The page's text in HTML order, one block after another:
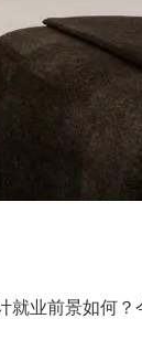
就业前景如何？